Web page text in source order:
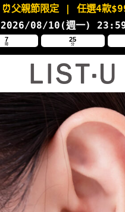
⏰父親節限定 | 任選4款
2026/08/10(週一) 23:59
7
時
25
分